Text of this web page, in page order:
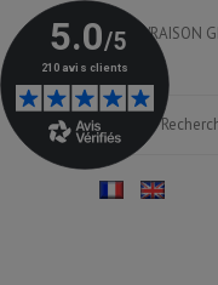
LIVRAISON